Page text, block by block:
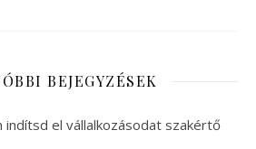
BEJEGYZÉSEK
indítsd el vállalkozásodat szakértő